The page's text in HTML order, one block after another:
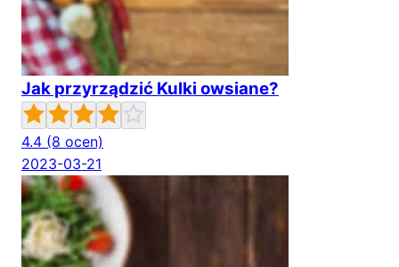
Jak przyrządzić Kulki owsiane?
4.4 (8 ocen)
2023-03-21